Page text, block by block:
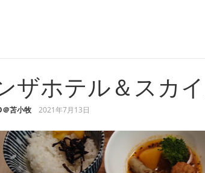
ザホテル＆スカ
苫小牧 2021年7月13日